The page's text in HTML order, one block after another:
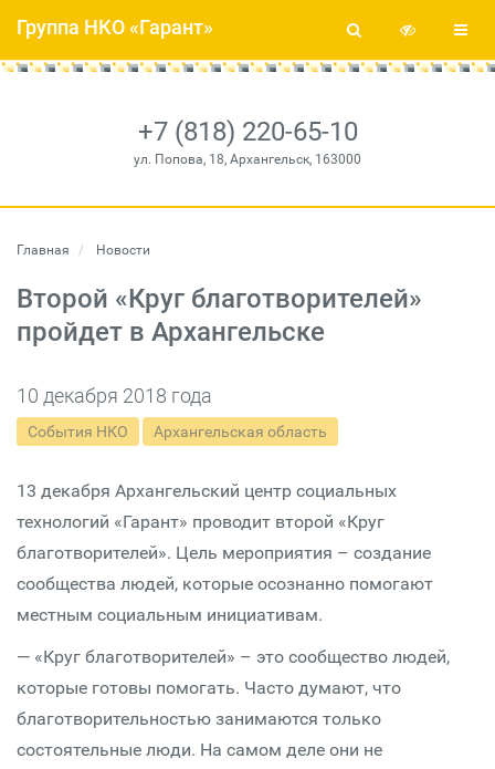
+7 (818) 220-65-10
ул. Попова, 18, Архангельск, 163000
Группа НКО «Гарант»
Главная Новости
Второй «Круг благотворителей»
пройдет в Архангельске
10 декабря 2018 года
События НКО Архангельская область
13 декабря Архангельский центр социальных
технологий «Гарант» проводит второй «Круг
благотворителей». Цель мероприятия – создание
сообщества людей, которые осознанно помогают
местным социальным инициативам.
— «Круг благотворителей» – это сообщество людей,
которые готовы помогать. Часто думают, что
благотворительностью занимаются только
состоятельные люди. На самом деле они не